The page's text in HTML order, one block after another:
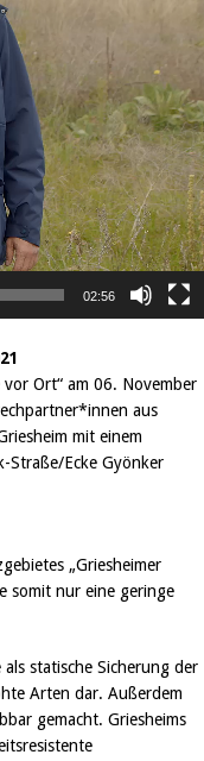
02:56
Ort“ am 06. November
aus
mit einem
Ecke Gyönker
„Griesheimer
somit nur eine geringe
statische Sicherung der
Arten dar. Außerdem
gemacht. Griesheims